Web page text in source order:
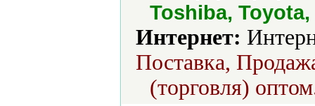
Toshiba,
Интернет:
Поставка,
(торговля)